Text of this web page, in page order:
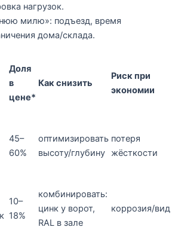
нагрузок.
милю»: подъезд, время
дома/склада.
Доля
в
цене*
Как снизить
Риск при
экономии
45–
60%
оптимизировать
высоту/глубину
потеря
жёсткости
10–
18%
комбинировать:
цинк у ворот,
RAL в зале
коррозия/вид